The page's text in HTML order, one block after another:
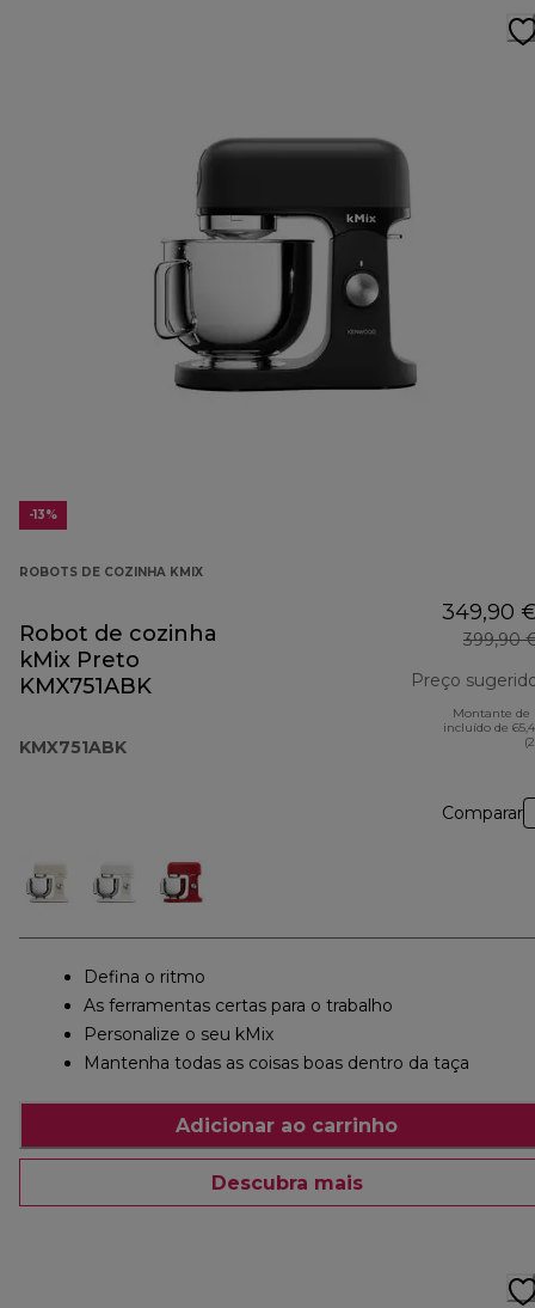
-13%
ROBOTS DE COZINHA KMIX
Robot de cozinha
kMix Preto
KMX751ABK
KMX751ABK
349,90
399,90
Preço
Montante de
incluído de
Comparar
Defina o ritmo
As ferramentas certas para o trabalho
Personalize o seu kMix
Mantenha todas as coisas boas dentro da taça
Adicionar ao carrinho
Descubra mais